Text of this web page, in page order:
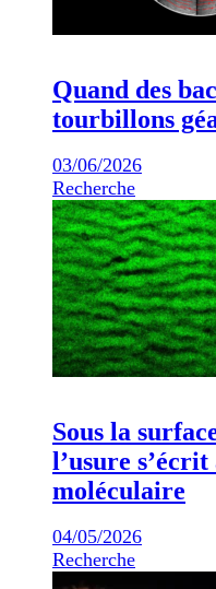
Quand des
tourbillons
03/06/2026
Recherche
Sous la
l’usure s’écrit
moléculaire
04/05/2026
Recherche